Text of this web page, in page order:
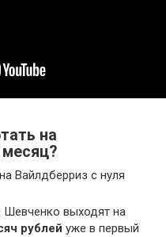
на
Вайлдберриз с нуля
выходят на
рублей уже в первый